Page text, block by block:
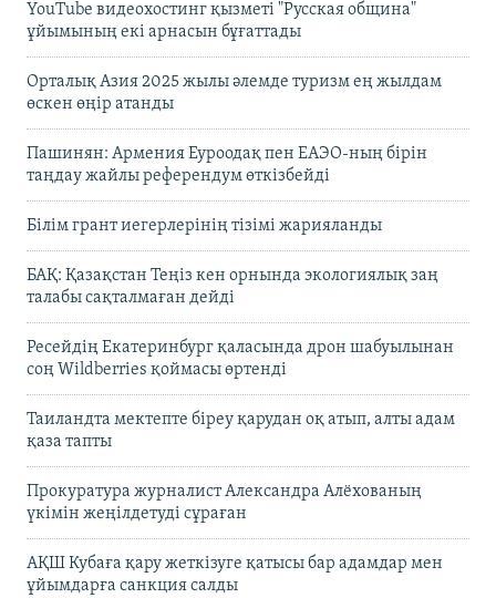
YouTube видеохостинг қызметі "Русская община"
ұйымының екі арнасын бұғаттады
Орталық Азия 2025 жылы әлемде туризм ең жылдам
өскен өңір атанды
Пашинян: Армения Еуроодақ пен ЕАЭО-ның бірін
таңдау жайлы референдум өткізбейді
Білім грант иегерлерінің тізімі жарияланды
БАҚ: Қазақстан Теңіз кен орнында экологиялық заң
талабы сақталмаған дейді
Ресейдің Екатеринбург қаласында дрон шабуылынан
соң Wildberries қоймасы өртенді
Таиландта мектепте біреу қарудан оқ атып, алты адам
қаза тапты
Прокуратура журналист Александра Алёхованың
үкімін жеңілдетуді сұраған
АҚШ Кубаға қару жеткізуге қатысы бар адамдар мен
ұйымдарға санкция салды